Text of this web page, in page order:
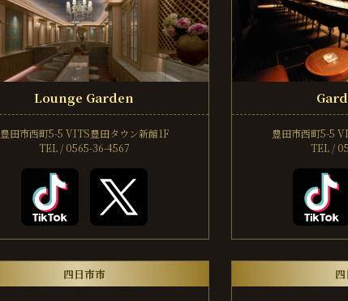
Lounge Garden
豊田市西町5-5 VITS豊田タウン新館1F
TEL / 0565-36-4567
豊田市西町5-5
TEL /
四日市市